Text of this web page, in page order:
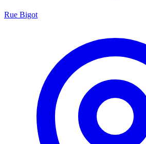
Rue Bigot